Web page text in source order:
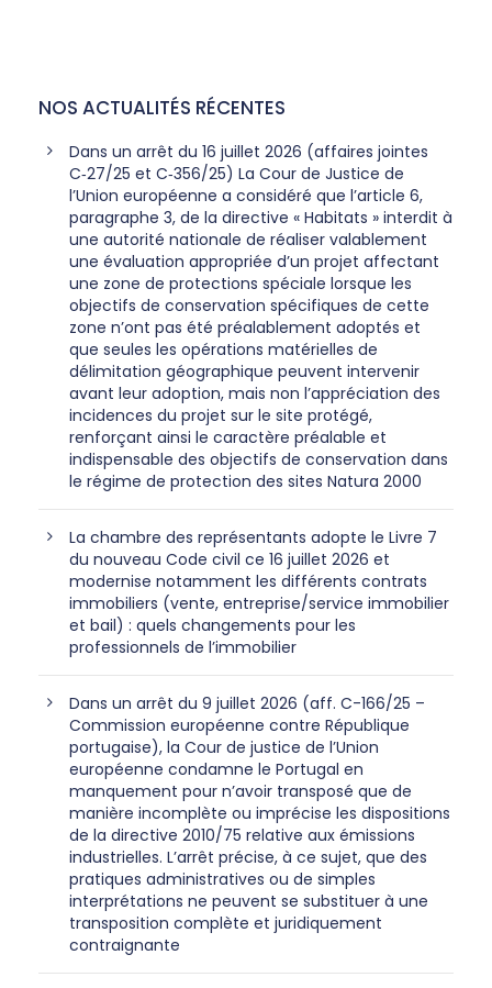
NOS ACTUALITÉS RÉCENTES
Dans un arrêt du 16 juillet 2026 (affaires jointes
C‑27/25 et C‑356/25) La Cour de Justice de
l’Union européenne a considéré que l’article 6,
paragraphe 3, de la directive « Habitats » interdit à
une autorité nationale de réaliser valablement
une évaluation appropriée d’un projet affectant
une zone de protections spéciale lorsque les
objectifs de conservation spécifiques de cette
zone n’ont pas été préalablement adoptés et
que seules les opérations matérielles de
délimitation géographique peuvent intervenir
avant leur adoption, mais non l’appréciation des
incidences du projet sur le site protégé,
renforçant ainsi le caractère préalable et
indispensable des objectifs de conservation dans
le régime de protection des sites Natura 2000
La chambre des représentants adopte le Livre 7
du nouveau Code civil ce 16 juillet 2026 et
modernise notamment les différents contrats
immobiliers (vente, entreprise/service immobilier
et bail) : quels changements pour les
professionnels de l’immobilier
Dans un arrêt du 9 juillet 2026 (aff. C-166/25 –
Commission européenne contre République
portugaise), la Cour de justice de l’Union
européenne condamne le Portugal en
manquement pour n’avoir transposé que de
manière incomplète ou imprécise les dispositions
de la directive 2010/75 relative aux émissions
industrielles. L’arrêt précise, à ce sujet, que des
pratiques administratives ou de simples
interprétations ne peuvent se substituer à une
transposition complète et juridiquement
contraignante